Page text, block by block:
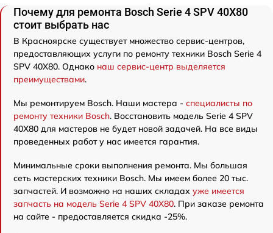
Почему для ремонта Bosch Serie 4 SPV 40X80
стоит выбрать нас
В Красноярске существует множество сервис-центров,
предоставляющих услуги по ремонту техники Bosch Serie 4
SPV 40X80. Однако наш сервис-центр выделяется
преимуществами.
Мы ремонтируем Bosch. Наши мастера - специалисты по
ремонту техники Bosch. Восстановить модель Serie 4 SPV
40X80 для мастеров не будет новой задачей. На все виды
проведенных работ у нас имеется гарантия.
Минимальные сроки выполнения ремонта. Мы большая
сеть мастерских техники Bosch. Мы имеем более 20 тыс.
запчастей. И возможно на наших складах уже имеется
запчасть на модель Serie 4 SPV 40X80. При заказе ремонта
на сайте - предоставляется скидка -25%.